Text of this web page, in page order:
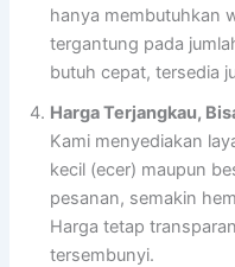
hanya membutuhkan
tergantung pada
butuh cepat, tersedia
Harga Terjangkau,
Kami menyediakan
kecil (ecer) maupun
pesanan, semakin
Harga tetap
tersembunyi.